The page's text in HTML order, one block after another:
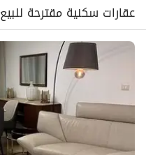
عقارات سكنية مقترحة للبيع